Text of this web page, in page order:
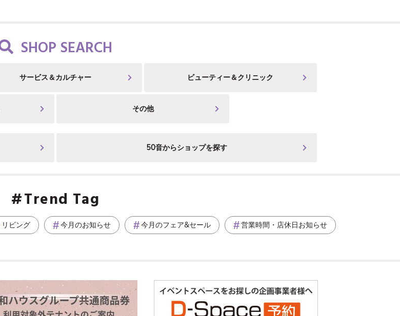
SHOP SEARCH
サービス＆カルチャー ビューティー＆クリニック
その他
50音からショップを探す
Trend Tag
リビング 今月のお知らせ 今月のフェア&セール 営業時間・店休日お知らせ